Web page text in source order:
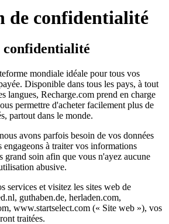
de confidentialité
confidentialité
mondiale idéale pour tous vos
Disponible dans tous les pays, à tout
langues, Recharge.com prend en charge
permettre d'acheter facilement plus de
partout dans le monde.
avons parfois besoin de vos données
engageons à traiter vos informations
grand soin afin que vous n'ayez aucune
abusive.
services et visitez les sites web de
guthaben.de, herladen.com,
www.startselect.com (« Site web »), vos
traitées.